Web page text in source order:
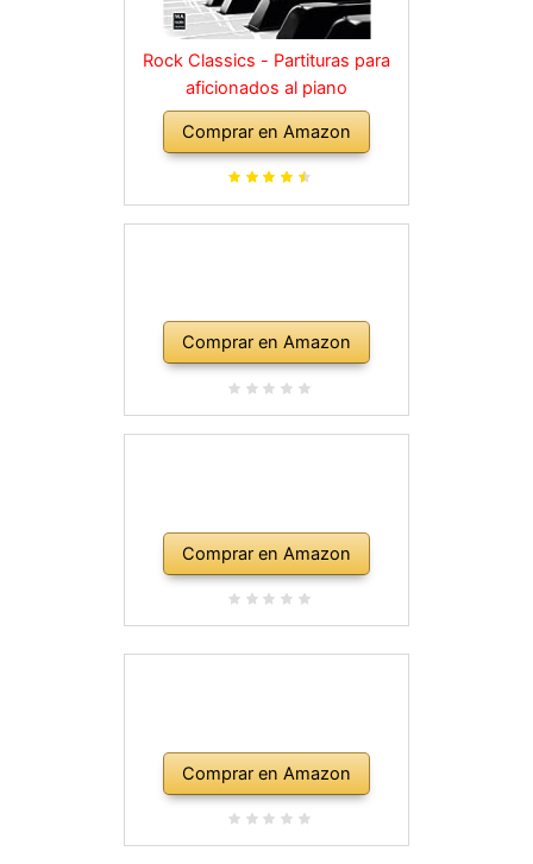
Rock Classics - Partituras para
aficionados al piano
Comprar en Amazon
Comprar en Amazon
Comprar en Amazon
Comprar en Amazon